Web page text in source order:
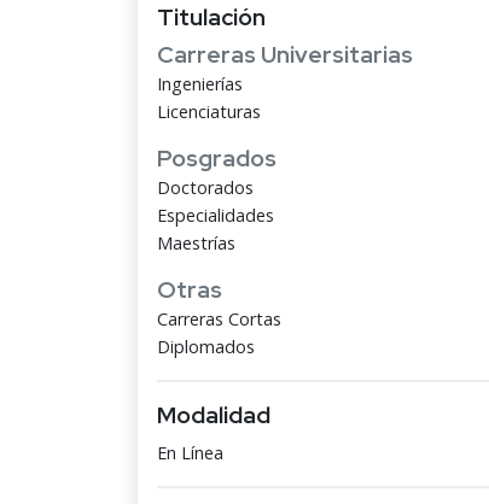
Titulación
Carreras Universitarias
Ingenierías
Licenciaturas
Posgrados
Doctorados
Especialidades
Maestrías
Otras
Carreras Cortas
Diplomados
Modalidad
En Línea